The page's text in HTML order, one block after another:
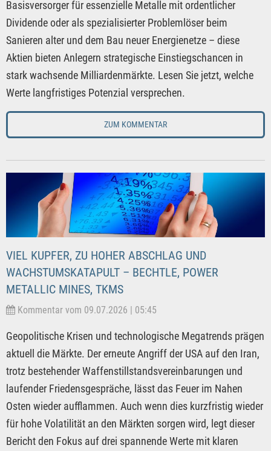
Basisversorger für essenzielle Metalle mit ordentlicher
Dividende oder als spezialisierter Problemlöser beim
Sanieren alter und dem Bau neuer Energienetze – diese
Aktien bieten Anlegern strategische Einstiegschancen in
stark wachsende Milliardenmärkte. Lesen Sie jetzt, welche
Werte langfristiges Potenzial versprechen.
ZUM KOMMENTAR
VIEL KUPFER, ZU HOHER ABSCHLAG UND
WACHSTUMSKATAPULT – BECHTLE, POWER
METALLIC MINES, TKMS
Kommentar vom 09.07.2026 | 05:45
Geopolitische Krisen und technologische Megatrends prägen
aktuell die Märkte. Der erneute Angriff der USA auf den Iran,
trotz bestehender Waffenstillstandsvereinbarungen und
laufender Friedensgespräche, lässt das Feuer im Nahen
Osten wieder aufflammen. Auch wenn dies kurzfristig wieder
für hohe Volatilität an den Märkten sorgen wird, legt dieser
Bericht den Fokus auf drei spannende Werte mit klaren